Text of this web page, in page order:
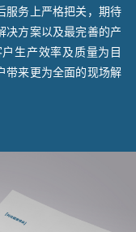
服务上严格把关，期待
决方案以及最完善的产
生产效率及质量为目
带来更为全面的现场解